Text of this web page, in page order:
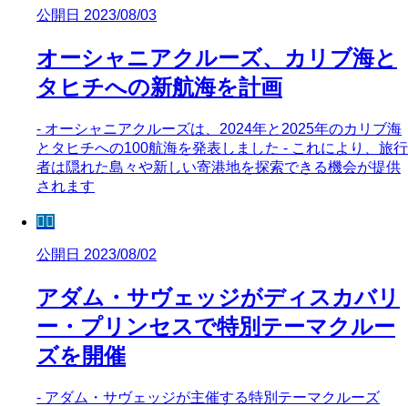
公開日 2023/08/03
オーシャニアクルーズ、カリブ海と
タヒチへの新航海を計画
- オーシャニアクルーズは、2024年と2025年のカリブ海
とタヒチへの100航海を発表しました - これにより、旅行
者は隠れた島々や新しい寄港地を探索できる機会が提供
されます
🧜‍♀️
公開日 2023/08/02
アダム・サヴェッジがディスカバリ
ー・プリンセスで特別テーマクルー
ズを開催
- アダム・サヴェッジが主催する特別テーマクルーズ